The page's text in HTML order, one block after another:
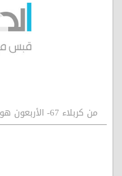
من كربلاء 67- الأربعون هوية وخيار وسر عظمة